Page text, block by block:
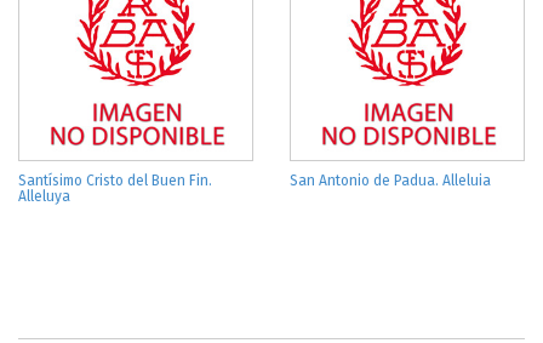
Santísimo Cristo del Buen Fin.
Alleluya
San Antonio de Padua. Alleluia